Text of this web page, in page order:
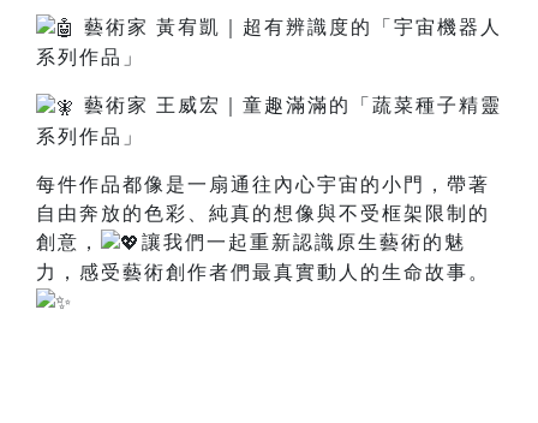
藝術家 黃宥凱｜超有辨識度的「宇宙機器人
系列作品」
藝術家 王威宏｜童趣滿滿的「蔬菜種子精靈
系列作品」
每件作品都像是一扇通往內心宇宙的小門，帶著
自由奔放的色彩、純真的想像與不受框架限制的
創意，
讓我們一起重新認識原生藝術的魅
力，感受藝術創作者們最真實動人的生命故事。